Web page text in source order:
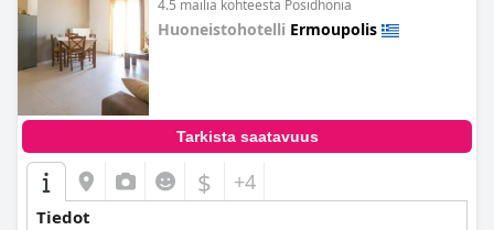
4.5 mailia kohteesta Posidhonia
Huoneistohotelli Ermoupolis
Tarkista saatavuus
$ +4
Tiedot